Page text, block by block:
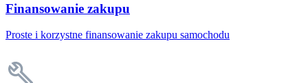
Finansowanie zakupu
Proste i korzystne finansowanie zakupu samochodu